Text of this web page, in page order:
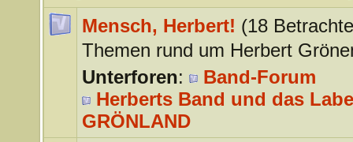
Mensch, Herbert! (18
Themen rund um Herbert
Unterforen:
Band-Forum
Herberts Band und das
GRÖNLAND